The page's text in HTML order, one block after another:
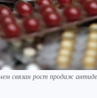
связан рост продаж